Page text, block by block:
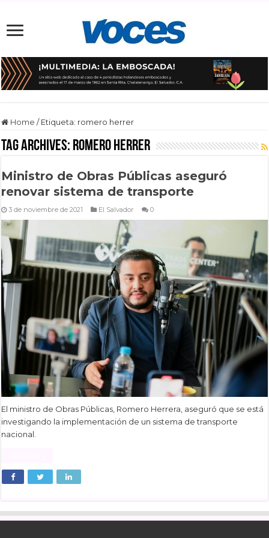
Home / Etiqueta: romero herrer
Tag Archives: romero herrer
Ministro de Obras Públicas aseguró
renovar sistema de transporte
3 de noviembre de 2021 El Salvador 0
El ministro de Obras Públicas, Romero Herrera, aseguró que se está
investigando la implementación de un sistema de transporte
nacional.